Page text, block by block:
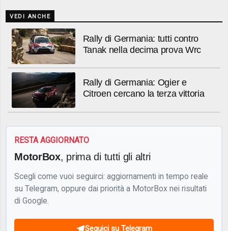
VEDI ANCHE
Rally di Germania: tutti contro
Tanak nella decima prova Wrc
Rally di Germania: Ogier e
Citroen cercano la terza vittoria
RESTA AGGIORNATO
MotorBox, prima di tutti gli altri
Scegli come vuoi seguirci: aggiornamenti in tempo reale
su Telegram, oppure dai priorità a MotorBox nei risultati
di Google.
Seguici su Telegram